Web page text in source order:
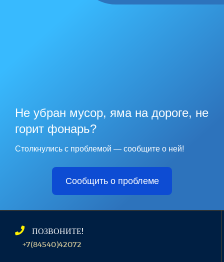
Не убран мусор, яма на дороге, не
горит фонарь?
Столкнулись с проблемой — сообщите о ней!
Сообщить о проблеме
ПОЗВОНИТЕ!
+7(84540)42072